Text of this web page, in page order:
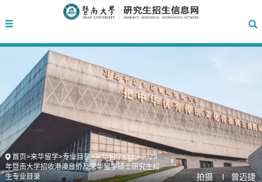
首页>来华留学>专业目录>来华留学硕士>2023
年暨南大学招收港澳台侨及来华留学硕士研究生招
生专业目录
拍摄 l 曾迈捷